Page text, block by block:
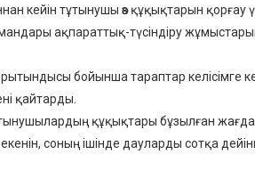
кейін тұтынушы өз құқықтарын қорғау
ақпараттық-түсіндіру
бойынша тараптар
қайтарды.
құқықтары бұзылған
соның ішінде дауларды сотқа